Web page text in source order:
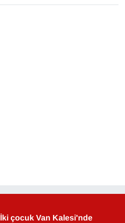
İki çocuk Van Kalesi'nde